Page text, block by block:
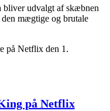
bliver udvalgt af skæbnen
mægtige og brutale
på Netflix den 1.
på Netflix